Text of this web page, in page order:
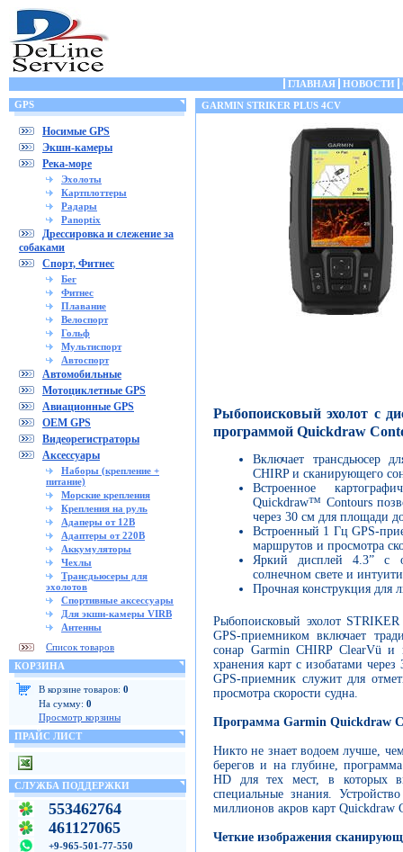
ГЛАВНАЯ НОВОСТИ
GPS
Носимые GPS
Экшн-камеры
Река-море
Эхолоты
Картплоттеры
Радары
Panoptix
Дрессировка и слежение за
собаками
Спорт, Фитнес
Бег
Фитнес
Плавание
Велоспорт
Гольф
Мультиспорт
Автоспорт
Автомобильные
Мотоциклетные GPS
Авиационные GPS
OEM GPS
Видеорегистраторы
Аксессуары
Наборы (крепление +
питание)
Морские крепления
Крепления на руль
Адаперы от 12В
Адаптеры от 220В
Аккумуляторы
Чехлы
Трансдьюсеры для
эхолотов
Спортивные аксессуары
Для экшн-камеры VIRB
Антенны
Список товаров
КОРЗИНА
В корзине товаров: 0
На сумму: 0
Просмотр корзины
ПРАЙС ЛИСТ
СЛУЖБА ПОДДЕРЖКИ
553462764
461127065
+9-965-501-77-550
GARMIN STRIKER PLUS 4CV
Рыбопоисковый эхолот с
программой Quickdraw
Включает трансдьюсер
CHIRP и сканирующего
Встроенное
Quickdraw™ Contours
через 30 см для площади
Встроенный 1 Гц GPS-
маршрутов и просмотра
Яркий дисплей 4.3” с
солнечном свете и
Прочная конструкция для
Рыбопоисковый эхолот
GPS-приемником включает
сонар Garmin CHIRP ClearVü
хранения карт с изобатами
GPS-приемник служит для
просмотра скорости судна.
Программа Garmin Quickdraw
Никто не знает водоем лучше,
берегов и на глубине,
HD для тех мест, в которых
специальные знания.
миллионов акров карт Quickdraw
Четкие изображения